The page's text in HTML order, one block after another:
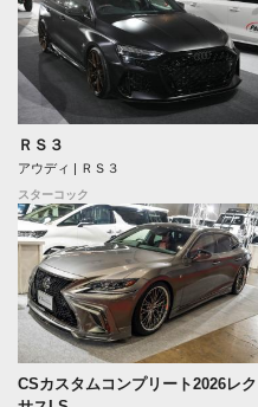
ＲＳ３
アウディ | ＲＳ３
スターコック
CSカスタムコンプリート2026レク